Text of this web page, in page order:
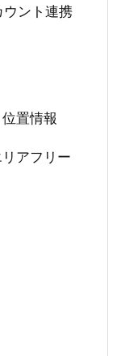
ウント連携
位置情報
リアフリー